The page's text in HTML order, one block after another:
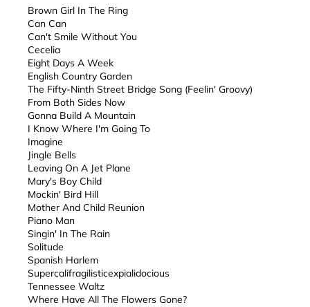
Brown Girl In The Ring
Can Can
Can't Smile Without You
Cecelia
Eight Days A Week
English Country Garden
The Fifty-Ninth Street Bridge Song (Feelin' Groovy)
From Both Sides Now
Gonna Build A Mountain
I Know Where I'm Going To
Imagine
Jingle Bells
Leaving On A Jet Plane
Mary's Boy Child
Mockin' Bird Hill
Mother And Child Reunion
Piano Man
Singin' In The Rain
Solitude
Spanish Harlem
Supercalifragilisticexpialidocious
Tennessee Waltz
Where Have All The Flowers Gone?